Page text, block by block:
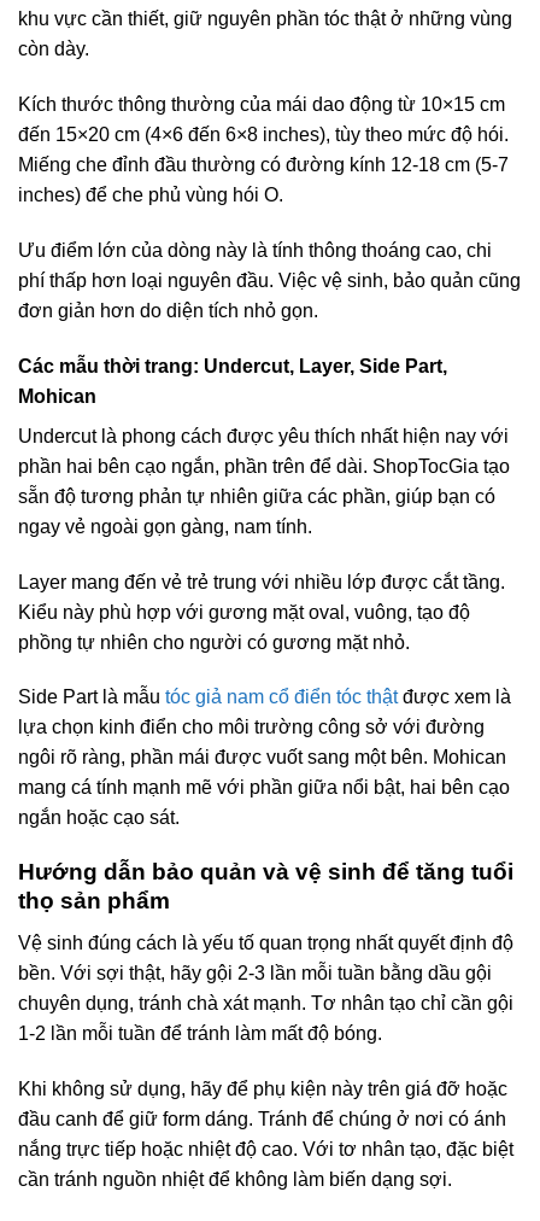
khu vực cần thiết, giữ nguyên phần tóc thật ở những vùng
còn dày.
Kích thước thông thường của mái dao động từ 10×15 cm
đến 15×20 cm (4×6 đến 6×8 inches), tùy theo mức độ hói.
Miếng che đỉnh đầu thường có đường kính 12-18 cm (5-7
inches) để che phủ vùng hói O.
Ưu điểm lớn của dòng này là tính thông thoáng cao, chi
phí thấp hơn loại nguyên đầu. Việc vệ sinh, bảo quản cũng
đơn giản hơn do diện tích nhỏ gọn.
Các mẫu thời trang: Undercut, Layer, Side Part,
Mohican
Undercut là phong cách được yêu thích nhất hiện nay với
phần hai bên cạo ngắn, phần trên để dài. ShopTocGia tạo
sẵn độ tương phản tự nhiên giữa các phần, giúp bạn có
ngay vẻ ngoài gọn gàng, nam tính.
Layer mang đến vẻ trẻ trung với nhiều lớp được cắt tầng.
Kiểu này phù hợp với gương mặt oval, vuông, tạo độ
phồng tự nhiên cho người có gương mặt nhỏ.
Side Part là mẫu tóc giả nam cổ điển tóc thậtđược xem là
lựa chọn kinh điển cho môi trường công sở với đường
ngôi rõ ràng, phần mái được vuốt sang một bên. Mohican
mang cá tính mạnh mẽ với phần giữa nổi bật, hai bên cạo
ngắn hoặc cạo sát.
Hướng dẫn bảo quản và vệ sinh để tăng tuổi
thọ sản phẩm
Vệ sinh đúng cách là yếu tố quan trọng nhất quyết định độ
bền. Với sợi thật, hãy gội 2-3 lần mỗi tuần bằng dầu gội
chuyên dụng, tránh chà xát mạnh. Tơ nhân tạo chỉ cần gội
1-2 lần mỗi tuần để tránh làm mất độ bóng.
Khi không sử dụng, hãy để phụ kiện này trên giá đỡ hoặc
đầu canh để giữ form dáng. Tránh để chúng ở nơi có ánh
nắng trực tiếp hoặc nhiệt độ cao. Với tơ nhân tạo, đặc biệt
cần tránh nguồn nhiệt để không làm biến dạng sợi.